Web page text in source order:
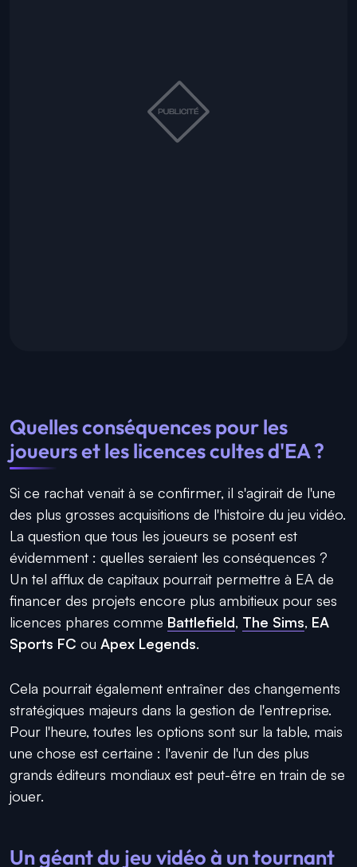
Quelles conséquences pour les
joueurs et les licences cultes d'EA ?
Si ce rachat venait à se confirmer, il s'agirait de l'une
des plus grosses acquisitions de l'histoire du jeu vidéo.
La question que tous les joueurs se posent est
évidemment : quelles seraient les conséquences ?
Un tel afflux de capitaux pourrait permettre à EA de
financer des projets encore plus ambitieux pour ses
licences phares comme Battlefield, The Sims, EA
Sports FC ou Apex Legends.
Cela pourrait également entraîner des changements
stratégiques majeurs dans la gestion de l'entreprise.
Pour l'heure, toutes les options sont sur la table, mais
une chose est certaine : l'avenir de l'un des plus
grands éditeurs mondiaux est peut-être en train de se
jouer.
Un géant du jeu vidéo à un tournant